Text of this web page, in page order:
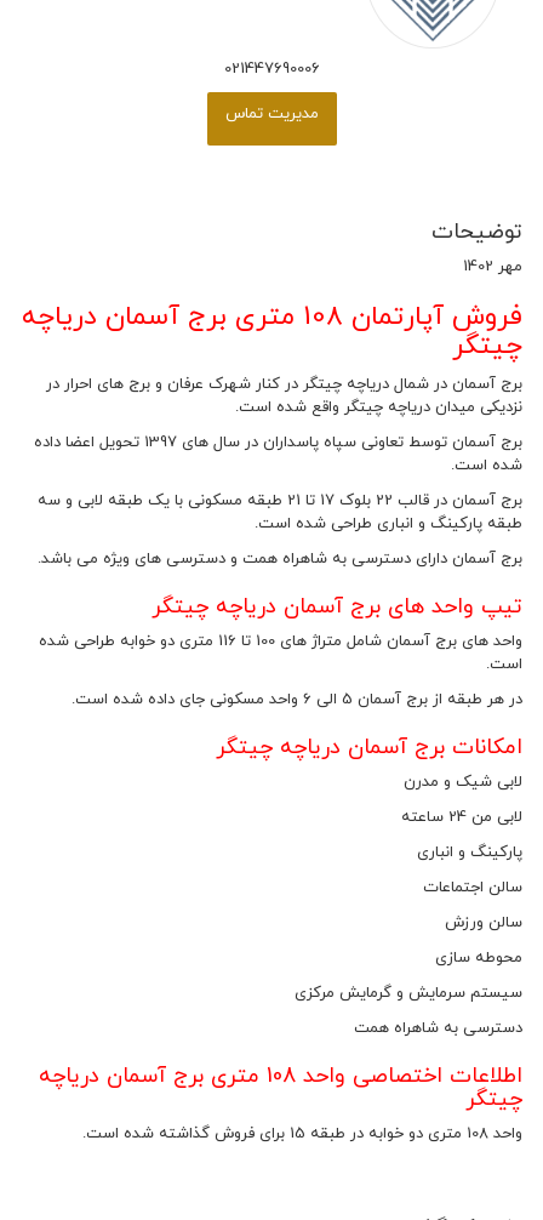
021447690006
مدیریت تماس
توضیحات
مهر 1402
فروش آپارتمان 108 متری برج آسمان دریاچه
چیتگر
برج آسمان در شمال دریاچه چیتگر در کنار شهرک عرفان و برج های احرار در
نزدیکی میدان دریاچه چیتگر واقع شده است.
برج آسمان توسط تعاونی سپاه پاسداران در سال های 1397 تحویل اعضا داده
شده است.
برج آسمان در قالب 22 بلوک 17 تا 21 طبقه مسکونی با یک طبقه لابی و سه
طبقه پارکینگ و انباری طراحی شده است.
برج آسمان دارای دسترسی به شاهراه همت و دسترسی های ویژه می باشد.
تیپ واحد های برج آسمان دریاچه چیتگر
واحد های برج آسمان شامل متراژ های 100 تا 116 متری دو خوابه طراحی شده
است.
در هر طبقه از برج آسمان 5 الی 6 واحد مسکونی جای داده شده است.
امکانات برج آسمان دریاچه چیتگر
لابی شیک و مدرن
لابی من 24 ساعته
پارکینگ و انباری
سالن اجتماعات
سالن ورزش
محوطه سازی
سیستم سرمایش و گرمایش مرکزی
دسترسی به شاهراه همت
اطلاعات اختصاصی واحد 108 متری برج آسمان دریاچه
چیتگر
واحد 108 متری دو خوابه در طبقه 15 برای فروش گذاشته شده است.